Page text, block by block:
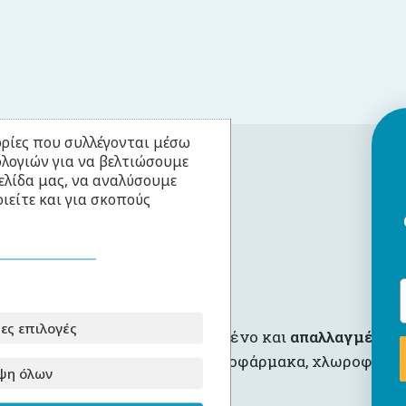
Διαθέσιμα Μεγέθη
Το ύφασμα είναι πιστοποιημένο και απαλλαγμέν
συμπεριλαμβανομένων φυτοφάρμακα,
μετάλλων.
που συλλέγονται μέσω
για να βελτιώσουμε
μας, να αναλύσουμε
και για σκοπούς
επιλογές
όλων